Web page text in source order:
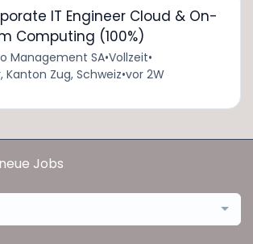
IT Engineer Cloud & On-
Computing (100%)
Management SA•Vollzeit•
Kanton Zug, Schweiz•vor 2W
Jobs